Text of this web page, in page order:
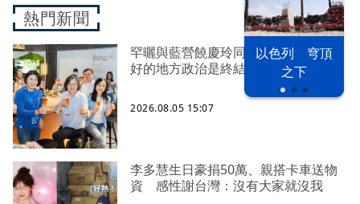
以色列 穹頂
之下
熱門新聞
罕曬與藍營饒慶玲同框照 蔡英文：
好的地方政治是終結對立、彼此接力
2026.08.05 15:07
李多慧生日豪捐50萬、親搭卡車送物
資 感性謝台灣：沒有大家就沒我